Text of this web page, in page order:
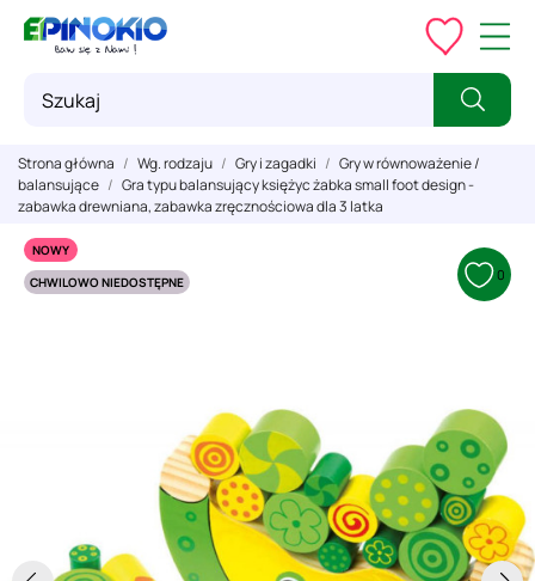
Strona główna Wg. rodzaju Gry i zagadki
Gry w równoważenie /
balansujące
Gra typu balansujący księżyc żabka small foot design -
zabawka drewniana, zabawka zręcznościowa dla 3 latka
NOWY
CHWILOWO NIEDOSTĘPNE
0